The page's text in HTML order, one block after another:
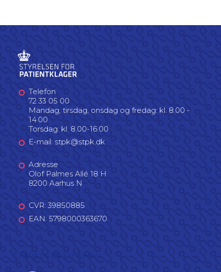
Telefon
72 33 05 00
Mandag, tirsdag, onsdag og fredag: kl. 8.00 -
14.00
Torsdag: kl. 8.00-16.00
E-mail: stpk@stpk.dk
Adresse
Olof Palmes Allé 18 H
8200 Aarhus N
CVR: 39850885
EAN: 5798000363670